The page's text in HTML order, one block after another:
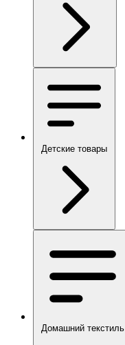
Детские товары
Домашний текстиль